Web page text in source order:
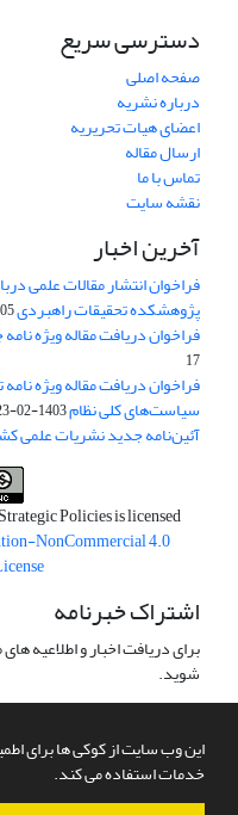
این وب سایت از کوکی ها برای
خدمات استفاده می کند.
دسترسی سریع
صفحه اصلی
درباره نشریه
اعضای هیات تحریریه
ارسال مقاله
تماس با ما
نقشه سایت
آخرین اخبار
فراخوان انتشار مقالات علمی
پژوهشکده تحقیقات راهبردی21
فراخوان دریافت مقاله ویژه
17
فراخوان دریافت مقاله ویژه
سیاست‌های کلی نظام1403-02-23
آئین‌نامه جدید نشریات علمی
Policies is licensed
NonCommercial 4.0
اشتراک خبرنامه
برای دریافت اخبار و اطلاعیه
شوید.